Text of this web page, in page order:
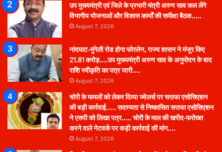
उप मुख्यमंत्री एवं जिले के प्रभारी मंत्री अरुण साव कल लेंगे
विभागीय योजनाओं और विकास कार्यों की समीक्षा बैठक…..
August 7, 2026
नांदघाट-मुंगेली रोड होगा फोरलेन, राज्य शासन ने मंजूर किए
21.81 करोड़….उप मुख्यमंत्री अरुण साव के अनुमोदन के बाद
राशि स्वीकृति का पत्र जारी….
August 7, 2026
चोरी के मामलों को लेकर दिव्या ज्वेलर्स पर सराफा एसोसिएशन
की बड़ी कार्रवाई….. सदस्यता से निष्कासित सराफा एसोसिएशन
ने एसपी को लिखा पत्र….. चोरी के माल की खरीद-फरोख्त
करने वाले नेटवर्क पर कड़ी कार्रवाई की मांग….
August 7, 2026